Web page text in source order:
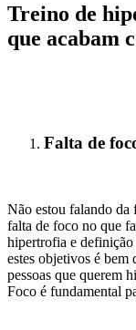
Treino de
que acabam
Falta de
Não estou falando da
falta de foco no que
hipertrofia e definição
estes objetivos é bem
pessoas que querem
Foco é fundamental